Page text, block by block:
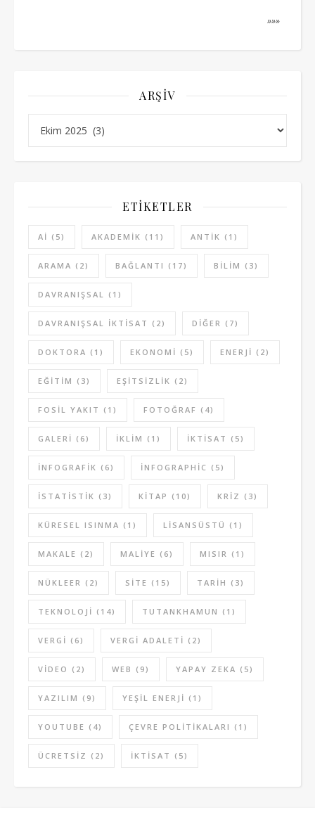
»»»
ARŞIV
ETIKETLER
AI (5) AKADEMIK (11) ANTIK (1)
ARAMA (2) BAĞLANTI (17) BILIM (3)
DAVRANIŞSAL (1)
DAVRANIŞSAL IKTISAT (2) DIĞER (7)
DOKTORA (1) EKONOMI (5) ENERJI (2)
EĞITIM (3) EŞITSIZLIK (2)
FOSIL YAKIT (1) FOTOĞRAF (4)
GALERI (6) IKLIM (1) IKTISAT (5)
INFOGRAFIK (6) INFOGRAPHIC (5)
ISTATISTIK (3) KITAP (10) KRIZ (3)
KÜRESEL ISINMA (1) LISANSÜSTÜ (1)
MAKALE (2) MALIYE (6) MISIR (1)
NÜKLEER (2) SITE (15) TARIH (3)
TEKNOLOJI (14) TUTANKHAMUN (1)
VERGI (6) VERGI ADALETI (2)
VIDEO (2) WEB (9) YAPAY ZEKA (5)
YAZILIM (9) YEŞIL ENERJI (1)
YOUTUBE (4) ÇEVRE POLITIKALARI (1)
ÜCRETSIZ (2) İKTISAT (5)